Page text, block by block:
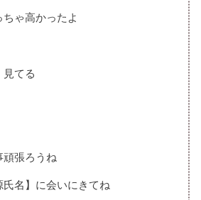
ゃ高かったよ
見てる
頑張ろうね
名】に会いにきてね